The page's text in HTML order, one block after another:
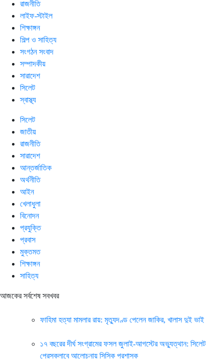
রাজনীতি
লাইফ-স্টাইল
শিক্ষাঙ্গন
শিল্প ও সাহিত্য
সংগঠন সংবাদ
সম্পাদকীয়
সারাদেশ
সিলেট
স্বাস্থ্য
সিলেট
জাতীয়
রাজনীতি
সারাদেশ
আন্তর্জাতিক
অর্থনীতি
আইন
খেলাধুলা
বিনোদন
প্রযুক্তি
প্রবাস
মুক্তমত
শিক্ষাঙ্গন
সাহিত্য
আজকের সর্বশেষ সবখবর
ফাহিমা হত্যা মামলার রায়: মৃত্যুদণ্ড পেলেন জাকির, খালাস দুই ভাই
১৭ বছরের দীর্ঘ সংগ্রামের ফসল জুলাই-আগস্টের অভ্যুত্থান: সিলেট
প্রেসক্লাবে আলোচনায় সিসিক প্রশাসক